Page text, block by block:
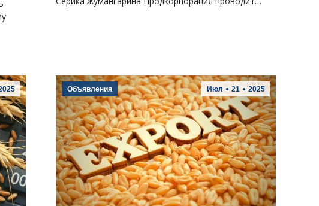
Июл 21 2025
Объявления